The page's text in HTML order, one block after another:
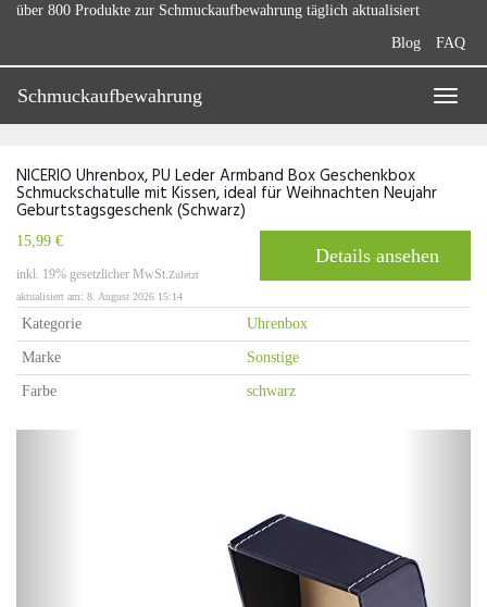
Skipüber 800 Produkte zur Schmuckaufbewahrung täglich aktualisiert
Blog
FAQ
Toggle
Schmuckaufbewahrung
NICERIO Uhrenbox, PU Leder Armband Box Geschenkbox
Schmuckschatulle mit Kissen, ideal für Weihnachten Neujahr
Geburtstagsgeschenk (Schwarz)
15,99 €
inkl. 19% gesetzlicher MwSt.Zuletzt
aktualisiert am: 8. August 2026 15:14
Details ansehen
Kategorie Uhrenbox
Marke Sonstige
Farbe schwarz